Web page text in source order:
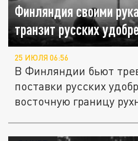
Финляндия своими
транзит русских
25 ИЮЛЯ 06:56
В Финляндии бьют
поставки русских
восточную границу